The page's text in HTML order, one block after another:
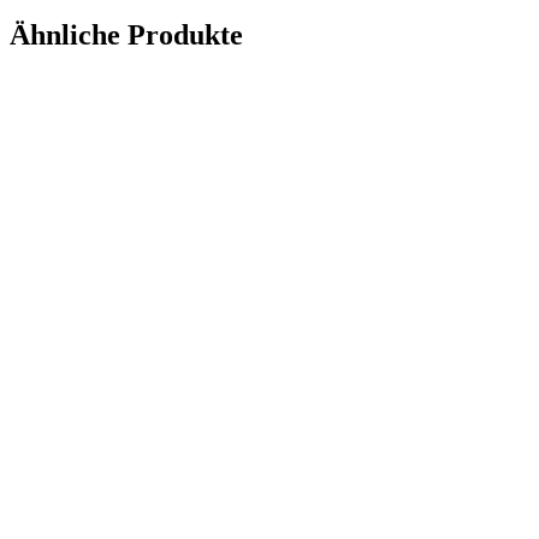
Ähnliche Produkte